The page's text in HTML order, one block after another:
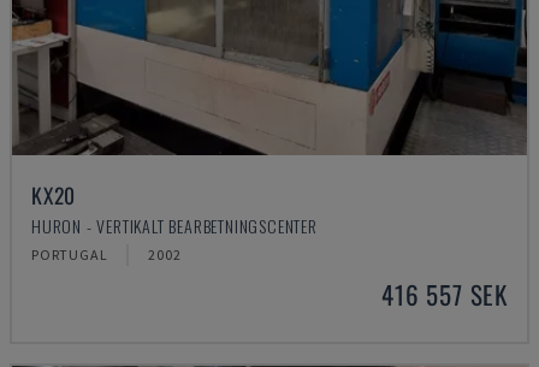
KX20
HURON - VERTIKALT BEARBETNINGSCENTER
PORTUGAL 2002
416 557 SEK